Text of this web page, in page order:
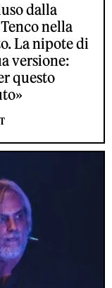
dalla
nella
La nipote di
versione:
questo